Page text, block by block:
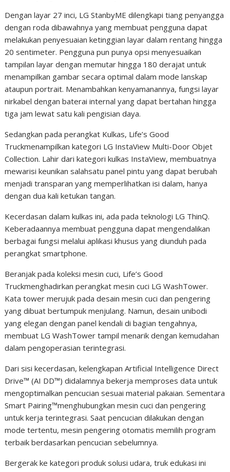
Dengan layar 27 inci, LG StanbyME dilengkapi tiang penyangga
dengan roda dibawahnya yang membuat pengguna dapat
melakukan penyesuaian ketinggian layar dalam rentang hingga
20 sentimeter. Pengguna pun punya opsi menyesuaikan
tampilan layar dengan memutar hingga 180 derajat untuk
menampilkan gambar secara optimal dalam mode lanskap
ataupun portrait. Menambahkan kenyamanannya, fungsi layar
nirkabel dengan baterai internal yang dapat bertahan hingga
tiga jam lewat satu kali pengisian daya.
Sedangkan pada perangkat Kulkas, Life’s Good
Truckmenampilkan kategori LG InstaView Multi-Door Objet
Collection. Lahir dari kategori kulkas InstaView, membuatnya
mewarisi keunikan salahsatu panel pintu yang dapat berubah
menjadi transparan yang memperlihatkan isi dalam, hanya
dengan dua kali ketukan tangan.
Kecerdasan dalam kulkas ini, ada pada teknologi LG ThinQ.
Keberadaannya membuat pengguna dapat mengendalikan
berbagai fungsi melalui aplikasi khusus yang diunduh pada
perangkat smartphone.
Beranjak pada koleksi mesin cuci, Life’s Good
Truckmenghadirkan perangkat mesin cuci LG WashTower.
Kata tower merujuk pada desain mesin cuci dan pengering
yang dibuat bertumpuk menjulang. Namun, desain unibodi
yang elegan dengan panel kendali di bagian tengahnya,
membuat LG WashTower tampil menarik dengan kemudahan
dalam pengoperasian terintegrasi.
Dari sisi kecerdasan, kelengkapan Artificial Intelligence Direct
Drive™️ (AI DD™️) didalamnya bekerja memproses data untuk
mengoptimalkan pencucian sesuai material pakaian. Sementara
Smart Pairing™️menghubungkan mesin cuci dan pengering
untuk kerja terintegrasi. Saat pencucian dilakukan dengan
mode tertentu, mesin pengering otomatis memilih program
terbaik berdasarkan pencucian sebelumnya.
Bergerak ke kategori produk solusi udara, truk edukasi ini